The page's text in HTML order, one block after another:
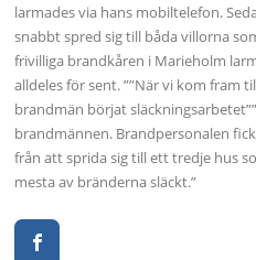
larmades via hans mobiltelefon.
snabbt spred sig till båda villorna
frivilliga brandkåren i Marieholm
alldeles för sent. ””När vi kom fram
brandmän börjat
brandmännen. Brandpersonalen
från att sprida sig till ett tredje hus
mesta av bränderna släckt.”